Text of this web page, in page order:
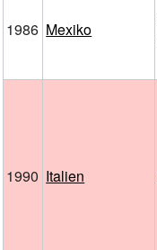
1986 Mexiko
1990 Italien